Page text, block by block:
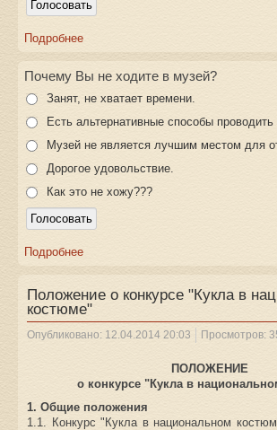
Подробнее
Почему Вы не ходите в музей?
Занят, не хватает времени.
Есть альтернативные способы проводить
Музей не является лучшим местом для
Дорогое удовольствие.
Как это не хожу???
Подробнее
Положение о конкурсе "Кукла в
костюме"
Опубликовано: 12.04.2014 20:03 Просмотров:
ПОЛОЖЕНИЕ
о конкурсе "Кукла в
1. Общие положения
1.1. Конкурс "Кукла в национальном